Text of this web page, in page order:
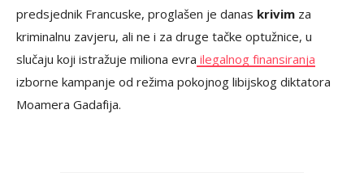
predsjednik Francuske, proglašen je danas krivim za
kriminalnu zavjeru, ali ne i za druge tačke optužnice, u
slučaju koji istražuje miliona evra ilegalnog finansiranja
izborne kampanje od režima pokojnog libijskog diktatora
Moamera Gadafija.